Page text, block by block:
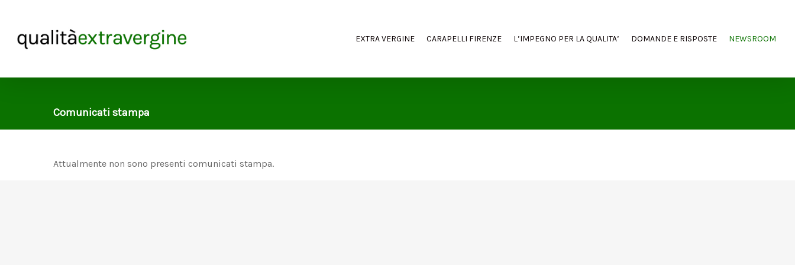
EXTRA VERGINE CARAPELLI FIRENZE L’IMPEGNO PER LA QUALITA’ DOMANDE E RISPOSTE NEWSROOM
Comunicati stampa
Attualmente non sono presenti comunicati stampa.